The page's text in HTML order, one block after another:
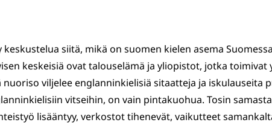
siitä, mikä on suomen kielen asema
keskeisiä ovat talouselämä ja yliopistot, jotka toimivat
nuoriso viljelee englanninkielisiä sitaatteja ja iskulauseita
vitseihin, on vain pintakuohua. Tosin
lisääntyy, verkostot tihenevät, vaikutteet